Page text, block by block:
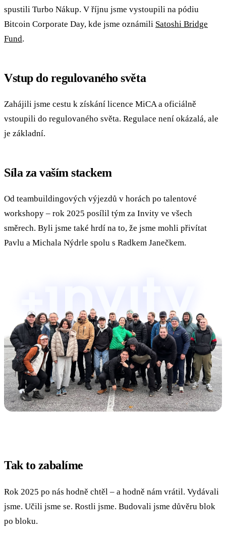
spustili Turbo Nákup. V říjnu jsme vystoupili na pódiu
Bitcoin Corporate Day, kde jsme oznámili Satoshi Bridge
Fund.
Vstup do regulovaného světa
Zahájili jsme cestu k získání licence MiCA a oficiálně
vstoupili do regulovaného světa. Regulace není okázalá, ale
je základní.
Síla za vaším stackem
Od teambuildingových výjezdů v horách po talentové
workshopy – rok 2025 posílil tým za Invity ve všech
směrech. Byli jsme také hrdí na to, že jsme mohli přivítat
Pavlu a Michala Nýdrle spolu s Radkem Janečkem.
Tak to zabalíme
Rok 2025 po nás hodně chtěl – a hodně nám vrátil. Vydávali
jsme. Učili jsme se. Rostli jsme. Budovali jsme důvěru blok
po bloku.